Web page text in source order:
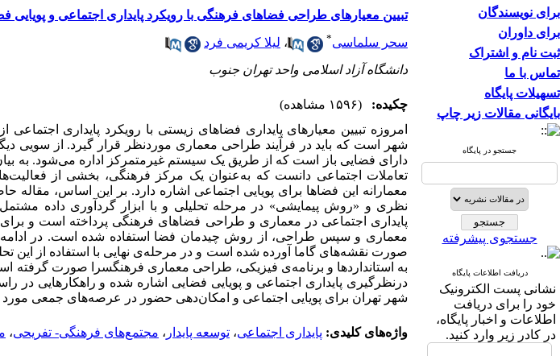
برای نویسندگان
برای داوران
ثبت نام و اشتراک
تماس با ما
تسهیلات پایگاه
بایگانی مقالات زیر چاپ
جستجو در پایگاه
جستجوی پیشرفته
دریافت اطلاعات پایگاه
نشانی پست الکترونیک
خود را برای دریافت
اطلاعات و اخبار پایگاه،
در کادر زیر وارد کنید.
تبیین معیارهای طراحی فضاهای فرهنگی با رویکرد پایداری اجتماعی و
سحر سلماسی* ، لیلا کریمی فرد
دانشگاه آزاد اسلامی واحد تهران جنوب
چکیده:
(۱۵۹۶ مشاهده)
امروزه تبیین معیارهای پایداری فضاهای زیستی با رویکرد پایداری
شهر است که باید در فرآیند طراحی معماری موردنظر قرار گیرد. از سویی
دارای فضایی باز است که از طریق یک سیستم غیرمتمرکز اداره می‌شود. به
تعاملات اجتماعی دانست که به‌عنوان یک مرکز فرهنگی، بخشی از
معمارانه این فضاها برای پویایی اجتماعی اشاره دارد. بر این اساس،
نظری و «روش پیمایشی» در مرحله تحلیلی و با ابزار گردآوری داده
پایداری اجتماعی در معماری و طراحی فضاهای فرهنگی پرداخته است و
معماری و سپس طراحی، از روش چیدمان فضا استفاده شده است. در ادامه
صورت نقشه‌های گاما آورده شده است و در مرحله‌ی نهایی با استفاده از این
به استانداردها و برنامه‌ی فیزیکی، طراحی معماری فرهنگسرا صورت گرفته
درنظرگیری پایداری اجتماعی و پویایی فضایی اشاره شده و راهکارهایی در
شهر تهران برای پویایی اجتماعی و امکان‌دهی حضور در عرصه‌های جمعی
واژه‌های کلیدی: پایداری اجتماعی، توسعه پایدار ، مجتمع‌های فرهنگی- تفریحی،